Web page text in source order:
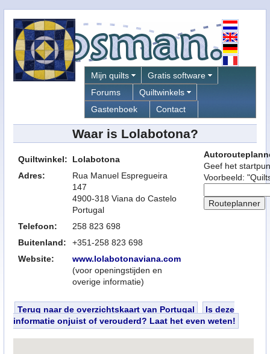
Mijn quilts
Gratis software
Forums
Quiltwinkels
Gastenboek
Contact
Waar is Lolabotona?
Quiltwinkel:
Lolabotona
Adres:
Rua Manuel Espregueira
147
4900-318 Viana do Castelo
Portugal
Telefoon:
258 823 698
Buitenland:
+351-258 823 698
Website:
www.lolabotonaviana.com
(voor openingstijden en
overige informatie)
Geef het
Voorbeeld:
Terug naar de overzichtskaart van Portugal
Is deze
informatie onjuist of verouderd? Laat het even weten!